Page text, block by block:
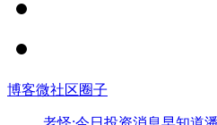
博客微社区圈子